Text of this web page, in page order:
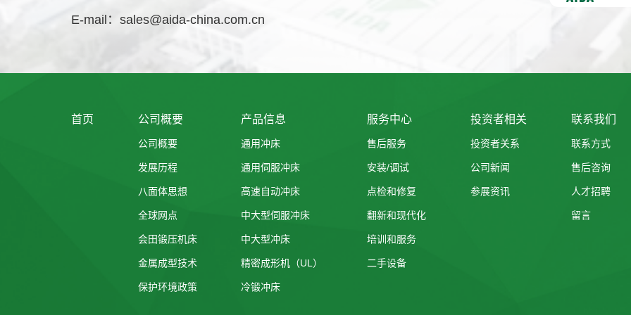
E-mail： sales@aida-china.com.cn
首页 公司概要
公司概要
发展历程
八面体思想
全球网点
会田锻压机床
金属成型技术
保护环境政策
产品信息
通用冲床
通用伺服冲床
高速自动冲床
中大型伺服冲床
中大型冲床
精密成形机（UL）
冷锻冲床
服务中心
售后服务
安装/调试
点检和修复
翻新和现代化
培训和服务
二手设备
投资者相关
投资者关系
公司新闻
参展资讯
联系我们
联系方式
售后咨询
人才招聘
留言